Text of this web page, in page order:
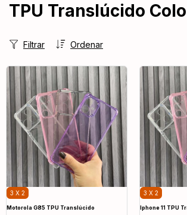
TPU Translúcido
Ordenar
Filtrar
3 X 2
Motorola G85 TPU Translúcido
3 X 2
Iphone 11 TPU